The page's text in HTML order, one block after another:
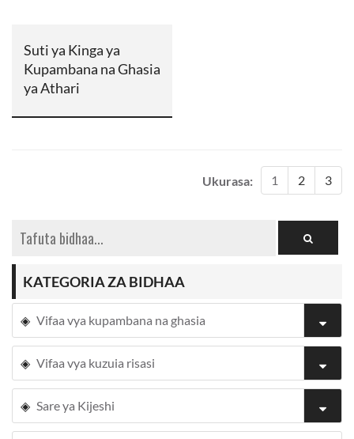
Suti ya Kinga ya
Kupambana na Ghasia
ya Athari
1 2 3
Ukurasa:
KATEGORIA ZA BIDHAA
Vifaa vya kupambana na ghasia
Vifaa vya kuzuia risasi
Sare ya Kijeshi